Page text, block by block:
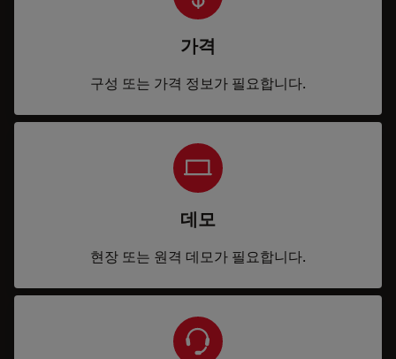
가격
구성 또는 가격 정보가 필요합니다.
데모
현장 또는 원격 데모가 필요합니다.